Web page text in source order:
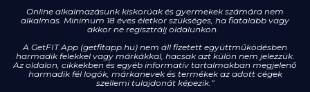
Online alkalmazásunk kiskorúak és gyermekek számára nem
alkalmas. Minimum 18 éves életkor szükséges, ha fiatalabb vagy
akkor ne regisztrálj oldalunkon.
A GetFIT App (getfitapp.hu) nem áll fizetett együttműködésben
harmadik felekkel vagy márkákkal, hacsak azt külön nem jelezzük.
Az oldalon, cikkekben és egyéb informatív tartalmakban megjelenő
harmadik fél logók, márkanevek és termékek az adott cégek
szellemi tulajdonát képezik.”